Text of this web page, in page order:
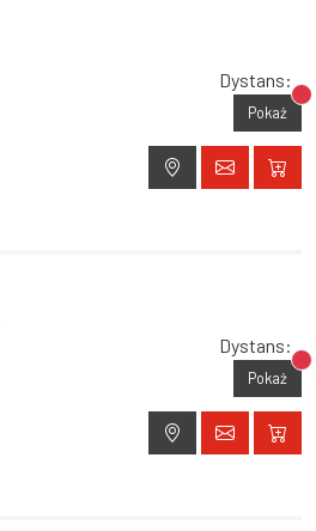
Dystans:
Pokaż
Dystans:
Pokaż